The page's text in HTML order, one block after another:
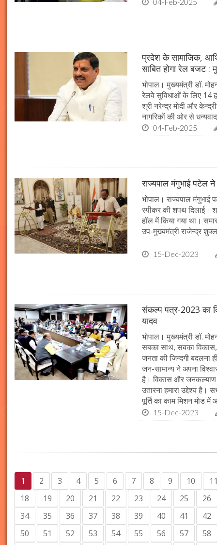
प्रदेश के सामाजिक,
साबित होगा रेल बजट :
भोपाल। मुख्यमंत्री डॉ.
रेलवे सुविधाओं के लिए 14
श्री नरेन्द्र मोदी और
नागरिकों की ओर से
04-Feb-2025
राज्यपाल मंगुभाई पटेल ने
भोपाल। राज्यपाल मंगुभाई
स्पीकर की शपथ दिलाई।
हॉल में किया गया था।
उप-मुख्यमंत्री राजेन्द्र
15-Dec-2023
संकल्प पत्र-2023 का
यादव
भोपाल। मुख्यमंत्री डॉ.
सबका साथ, सबका
जनता की जिन्दगी बदलना
जन-सामान्य ने अपना
है। विकास और
उतारना हमारा उद्देश्य
पूर्ति का काम मिशन मोड
15-Dec-2023
1 2 3 4 5 6 7 8 9 10
18
19 20 21 22 23 24 25
26
34
35 36 37 38 39 40 41
42
50
51 52 53 54 55 56 57
58